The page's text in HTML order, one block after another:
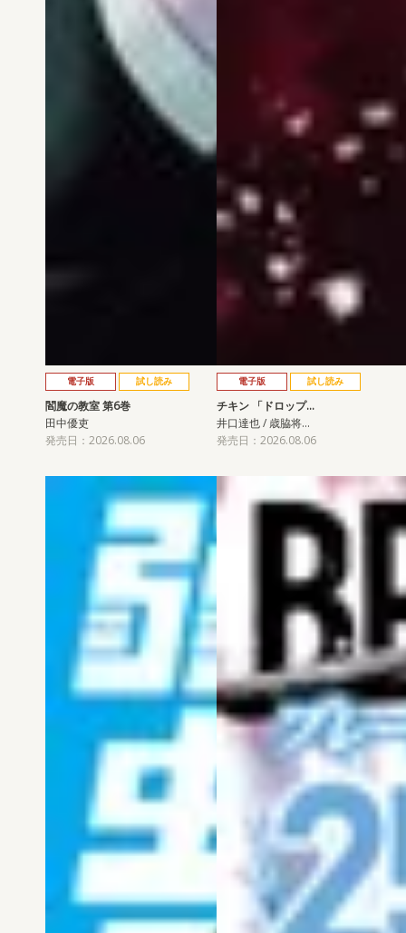
電子版 試し読み
閻魔の教室 第6巻
田中優吏
発売日：2026.08.06
電子版 試し読み
チキン 「ドロップ…
井口達也 / 歳脇将…
発売日：2026.08.06